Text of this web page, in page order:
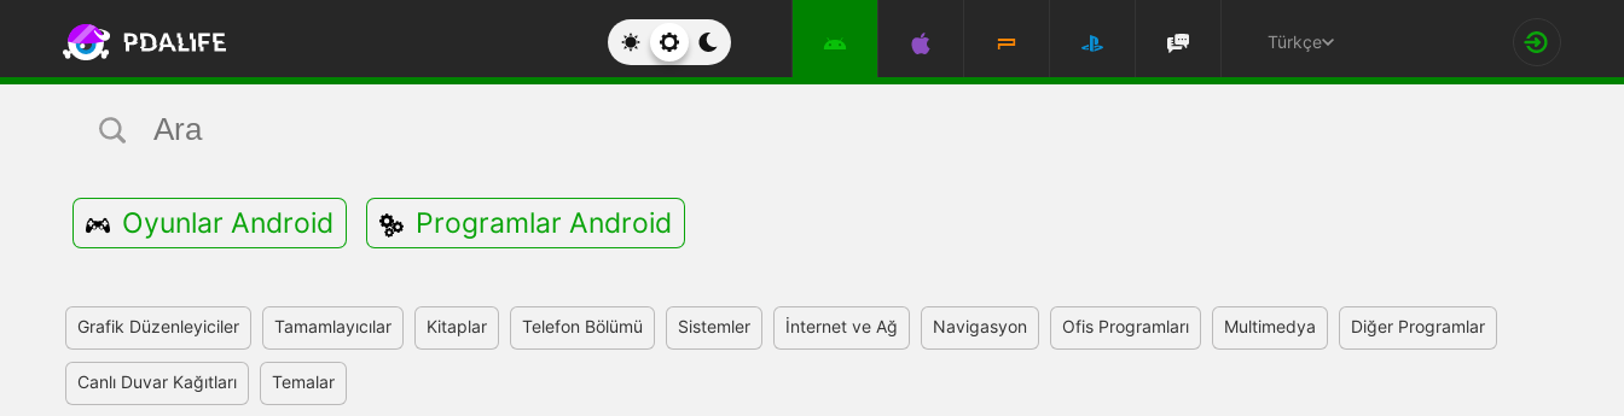
Türkçe
Oyunlar Android Programlar Android
Grafik Düzenleyiciler Tamamlayıcılar Kitaplar Telefon Bölümü Sistemler İnternet ve Ağ Navigasyon Ofis Programları Multimedya Diğer Programlar
Canlı Duvar Kağıtları Temalar